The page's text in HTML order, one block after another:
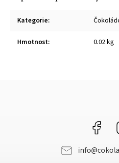
Kategorie:
Hmotnost: 0.02 kg
info@